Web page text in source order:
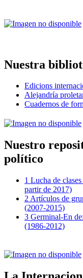
Nuestra
Edicions
Alejandría
Cuadernos de
Nuestro
político
1 Lucha de
partir de 2017)
2 Artículos de
(2007-2015)
3 Germinal-En
(1986-2012)